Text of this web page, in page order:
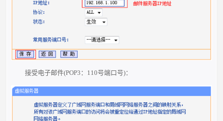
接受电子邮件(POP3：110号端口号)：